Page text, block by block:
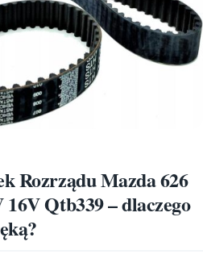
Rozrządu Mazda 626
Qtb339 – dlaczego